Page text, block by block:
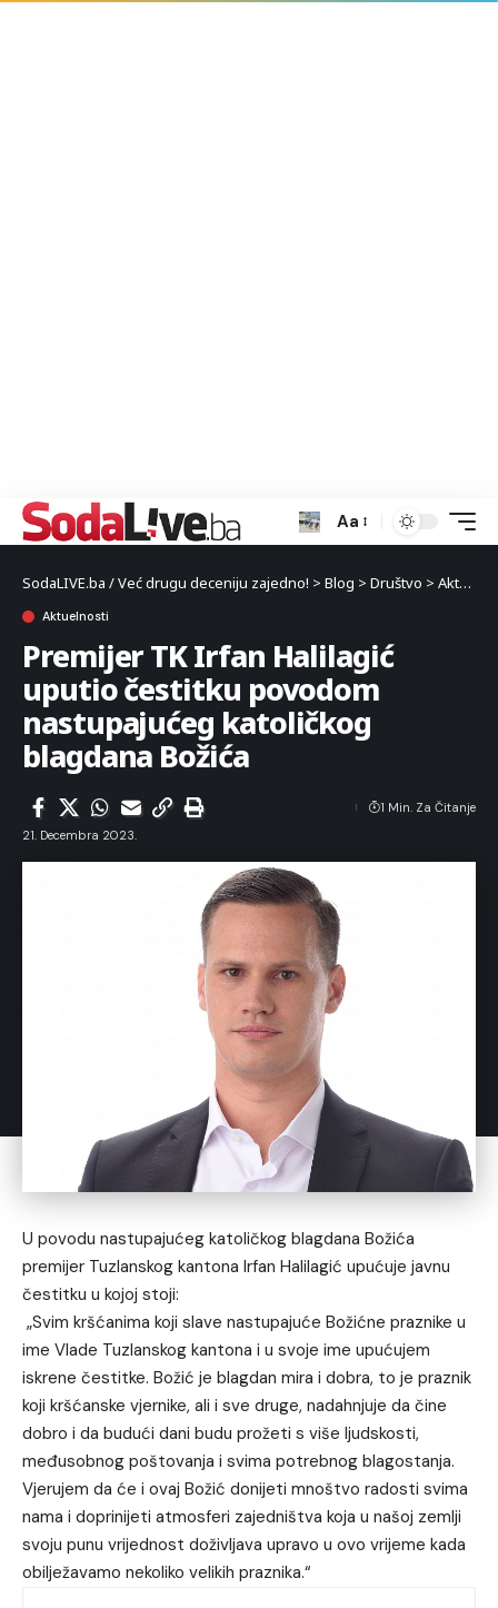
Aa
SodaLIVE.ba / Već drugu deceniju zajedno! > Blog > Društvo > Aktuelnosti
Aktuelnosti
Premijer TK Irfan Halilagić
uputio čestitku povodom
nastupajućeg katoličkog
blagdana Božića
21. Decembra 2023.
1 Min. Za Čitanje
U povodu nastupajućeg katoličkog blagdana Božića
premijer Tuzlanskog kantona Irfan Halilagić upućuje javnu
čestitku u kojoj stoji:
„Svim kršćanima koji slave nastupajuće Božićne praznike u
ime Vlade Tuzlanskog kantona i u svoje ime upućujem
iskrene čestitke. Božić je blagdan mira i dobra, to je praznik
koji kršćanske vjernike, ali i sve druge, nadahnjuje da čine
dobro i da budući dani budu prožeti s više ljudskosti,
međusobnog poštovanja i svima potrebnog blagostanja.
Vjerujem da će i ovaj Božić donijeti mnoštvo radosti svima
nama i doprinijeti atmosferi zajedništva koja u našoj zemlji
svoju punu vrijednost doživljava upravo u ovo vrijeme kada
obilježavamo nekoliko velikih praznika.“